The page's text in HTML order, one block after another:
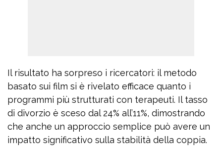
Il risultato ha sorpreso i ricercatori: il metodo
basato sui film si è rivelato efficace quanto i
programmi più strutturati con terapeuti. Il tasso
di divorzio è sceso dal 24% all’11%, dimostrando
che anche un approccio semplice può avere un
impatto significativo sulla stabilità della coppia.